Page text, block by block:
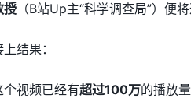
授 （B站Up主“科学调查局”）便
结果：
视频已经有超过100万的播放